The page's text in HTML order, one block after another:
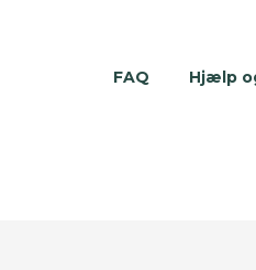
FAQ Hjælp